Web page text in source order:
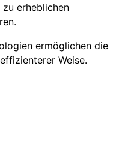
zu erheblichen
ermöglichen die
Weise.